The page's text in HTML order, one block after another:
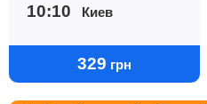
10:10 Киев
329 грн